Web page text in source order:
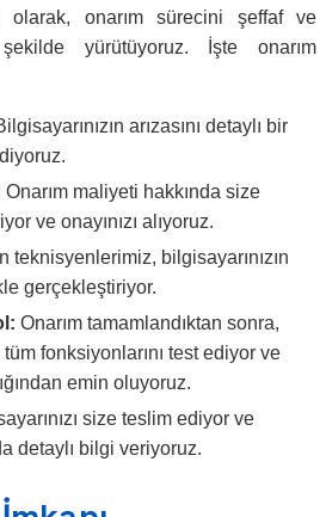
onarım sürecini şeffaf ve
yürütüyoruz. İşte onarım
arızasını detaylı bir
Onarım maliyeti hakkında size
ve onayınızı alıyoruz.
teknisyenlerimiz, bilgisayarınızın
gerçekleştiriyor.
Onarım tamamlandıktan sonra,
tüm fonksiyonlarını test ediyor ve
emin oluyoruz.
size teslim ediyor ve
detaylı bilgi veriyoruz.